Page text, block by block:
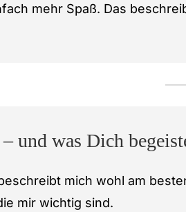
mehr Spaß. Das
und was Dich
mich wohl am
mir wichtig sind.